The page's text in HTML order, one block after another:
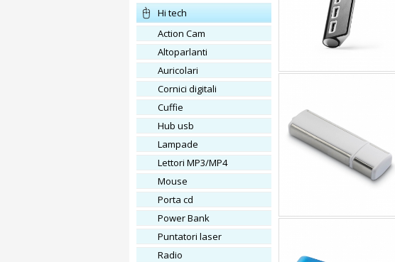
hi tech
Action Cam
altoparlanti
auricolari
cornici digitali
cuffie
Hub usb
lampade
lettori MP3/MP4
mouse
porta cd
Power Bank
puntatori laser
radio